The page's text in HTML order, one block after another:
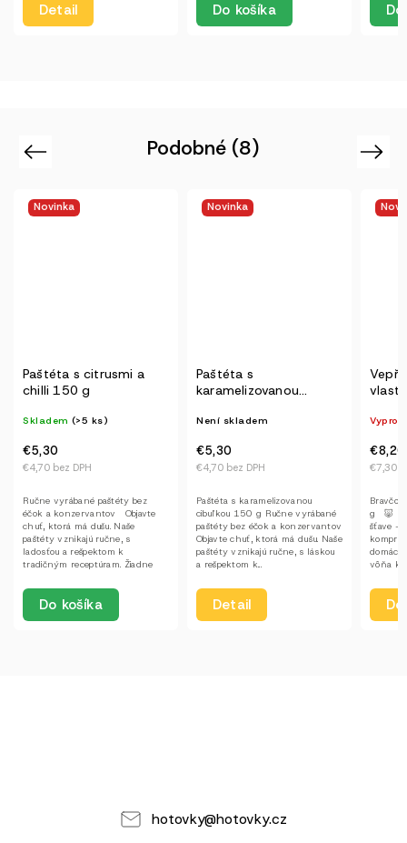
Do košíka Do košíka
Podobné (8)
Previous
Novinka
Paštéta s
karamelizovanou
Není skladem
€4,70 bez DPH
€5,30
Detail
Paštéta s karamelizovanou
cibuľkou 150 g Ručne vyrábané
paštéty bez éčok a konzervantov
Objavte chuť, ktorá má dušu. Naše
paštéty vznikajú ručne, s láskou
a rešpektom k...
Novinka
Vepřové maso ve
vlastní šťávě
Vyprodáno
€7,30 bez DPH
€8,20
Detail
Bravčové vo vlastnej šťave 450
g 🐷 Bravčové mäso vo vlastnej
šťave — poctivo, bez
kompromisov Keď sa povie
domáce bravčové, vybaví sa
vôňa kuchyne, babičkina...
Akce
Není
€9,20
sebe
Next
hotovky@hotovky.cz